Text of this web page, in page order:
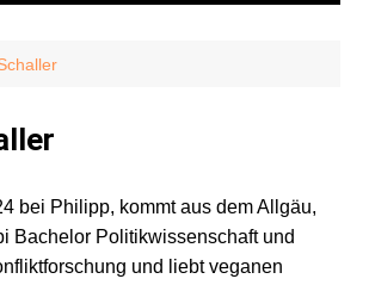
bei Philipp, kommt aus dem Allgäu,
Bachelor Politikwissenschaft und
und liebt veganen